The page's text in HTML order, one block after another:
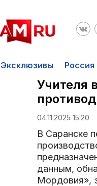
Эксклюзивы Россия
Учителя
04.11.2025 15:20
В Саранске
данным,
Мордовия»,